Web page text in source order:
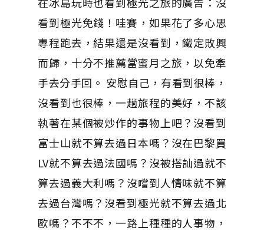
看到極光免錢！哇賽，如果花了多心思
專程跑去，結果還是沒看到，鐵定敗興
而歸，十分不推薦當蜜月之旅，以免牽
手去分手回。 安慰自己，有看到很棒，
沒看到也很棒，一趟旅程的美好，不該
執著在某個被炒作的事物上吧？沒看到
富士山就不算去過日本嗎？沒在巴黎買
LV就不算去過法國嗎？沒被搭訕過就不
算去過義大利嗎？沒嚐到人情味就不算
去過台灣嗎？沒看到極光就不算去過北
歐嗎？不不不，一路上種種的人事物，